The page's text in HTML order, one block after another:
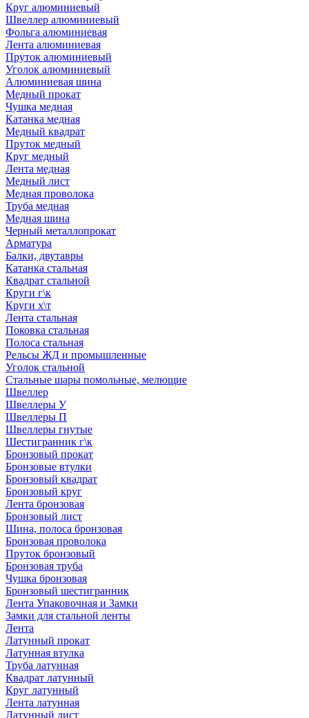
Круг алюминиевый
Швеллер алюминиевый
Фольга алюминиевая
Лента алюминиевая
Пруток алюминиевый
Уголок алюминиевый
Алюминиевая шина
Медный прокат
Чушка медная
Катанка медная
Медный квадрат
Пруток медный
Круг медный
Лента медная
Медный лист
Медная проволока
Труба медная
Медная шина
Черный металлопрокат
Арматура
Балки, двутавры
Катанка стальная
Квадрат стальной
Круги г\к
Круги х\т
Лента стальная
Поковка стальная
Полоса стальная
Рельсы ЖД и промышленные
Уголок стальной
Стальные шары помольные, мелющие
Швеллер
Швеллеры У
Швеллеры П
Швеллеры гнутые
Шестигранник г\к
Бронзовый прокат
Бронзовые втулки
Бронзовый квадрат
Бронзовый круг
Лента бронзовая
Бронзовый лист
Шина, полоса бронзовая
Бронзовая проволока
Пруток бронзовый
Бронзовая труба
Чушка бронзовая
Бронзовый шестигранник
Лента Упаковочная и Замки
Замки для стальной ленты
Лента
Латунный прокат
Латунная втулка
Труба латунная
Квадрат латунный
Круг латунный
Лента латунная
Латунный лист